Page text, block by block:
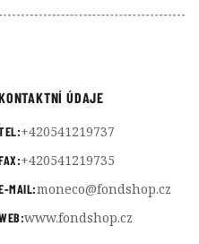
ÚDAJE
+420541219737
+420541219735
MAIL:moneco@fondshop.cz
www.fondshop.cz